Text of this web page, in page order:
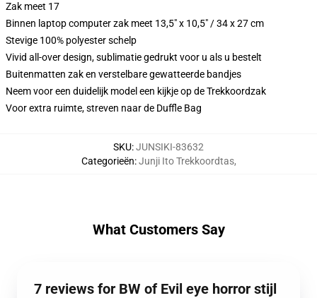
Zak meet 17
Binnen laptop computer zak meet 13,5" x 10,5" / 34 x 27 cm
Stevige 100% polyester schelp
Vivid all-over design, sublimatie gedrukt voor u als u bestelt
Buitenmatten zak en verstelbare gewatteerde bandjes
Neem voor een duidelijk model een kijkje op de Trekkoordzak
Voor extra ruimte, streven naar de Duffle Bag
SKU:JUNSIKI-83632
Categorieën:Junji Ito Trekkoordtas,
What Customers Say
7 reviews for BW of Evil eye horror stijl